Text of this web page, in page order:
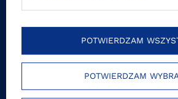
Podaj swój adres e-mail
Zgoda na przetwarzanie danych
POTWIERDZAM
POTWIERDZAM